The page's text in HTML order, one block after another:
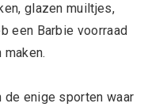
glazen muiltjes,
een Barbie voorraad
maken.
de enige sporten waar